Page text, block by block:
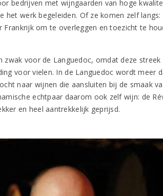
bedrijven met wijngaarden van hoge
het werk begeleiden. Of ze komen zelf
Frankrijk om te overleggen en toezicht te
zwak voor de Languedoc, omdat deze
voor vielen. In de Languedoc wordt meer
naar wijnen die aansluiten bij de smaak
echtpaar daarom ook zelf wijn: de
en heel aantrekkelijk geprijsd.